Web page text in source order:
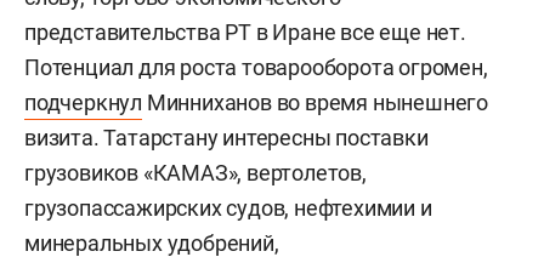
представительства РТ в Иране все еще нет.
Потенциал для роста товарооборота огромен,
подчеркнул Минниханов во время нынешнего
визита. Татарстану интересны поставки
грузовиков «КАМАЗ», вертолетов,
грузопассажирских судов, нефтехимии и
минеральных удобрений,